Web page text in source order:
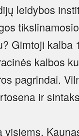
leidybos
Gimtoji kalba
kalbos
pagrindai.
ir
visiems.